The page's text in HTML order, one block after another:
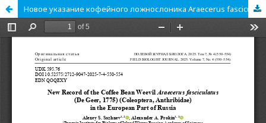
Новое указание кофейного ложнослоника Araecerus fasciculatus (De Geer, 1775) (Coleoptera, Anthribidae) из европейской части России